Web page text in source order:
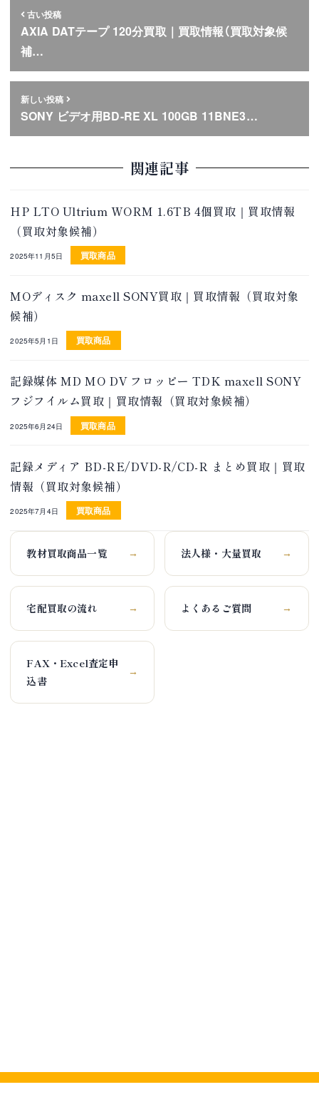
古い投稿
AXIA DATテープ 120分買取｜買取情報（買取対象候
補…
新しい投稿
SONY ビデオ用BD-RE XL 100GB 11BNE3…
関連記事
HP LTO Ultrium WORM 1.6TB 4個買取｜買取情報
（買取対象候補）
2025年11月5日 買取商品
MOディスク maxell SONY買取｜買取情報（買取対象
候補）
2025年5月1日 買取商品
記録媒体 MD MO DV フロッピー TDK maxell SONY
フジフイルム買取｜買取情報（買取対象候補）
2025年6月24日 買取商品
記録メディア BD-RE/DVD-R/CD-R まとめ買取｜買取
情報（買取対象候補）
2025年7月4日 買取商品
教材買取商品一覧 → 法人様・大量買取 →
宅配買取の流れ → よくあるご質問 →
FAX・Excel査定申
込書
→